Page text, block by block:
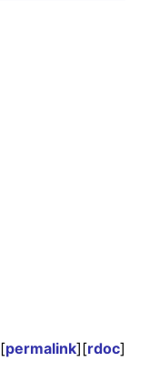
[permalink][rdoc]